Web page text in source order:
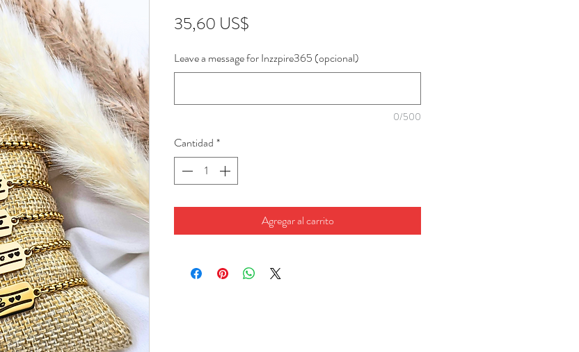
35,60 US$
Leave a message for Inzzpire365 (opcional)
0/500
Cantidad *
Agregar al carrito